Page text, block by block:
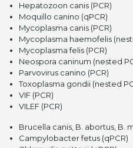
Hepatozoon canis (PCR)
Moquillo canino (qPCR)
Mycoplasma canis (PCR)
Mycoplasma haemofelis
Mycoplasma felis (PCR)
Neospora caninum (nested
Parvovirus canino (PCR)
Toxoplasma gondii (nested
VIF (PCR)
VILEF (PCR)
Brucella canis, B. abortus, B.
Campylobacter fetus (qPCR)